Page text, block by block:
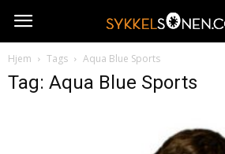
Hjem Tags Aqua Blue Sports
Tag: Aqua Blue Sports